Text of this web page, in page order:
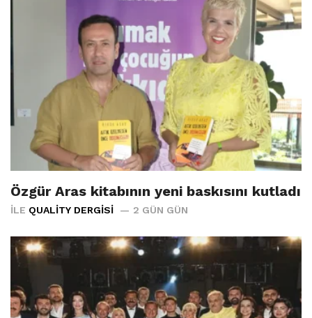
Özgür Aras kitabının yeni baskısını kutladı
İLE QUALITY DERGISI 2 GÜN GÜN